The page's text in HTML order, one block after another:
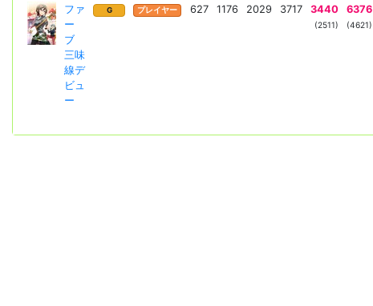
ファ
ー
ブ
三味
線デ
ビュ
ー
G プレイヤー 627 1176 2029 3717 3440
(2511)
6376
(4621)